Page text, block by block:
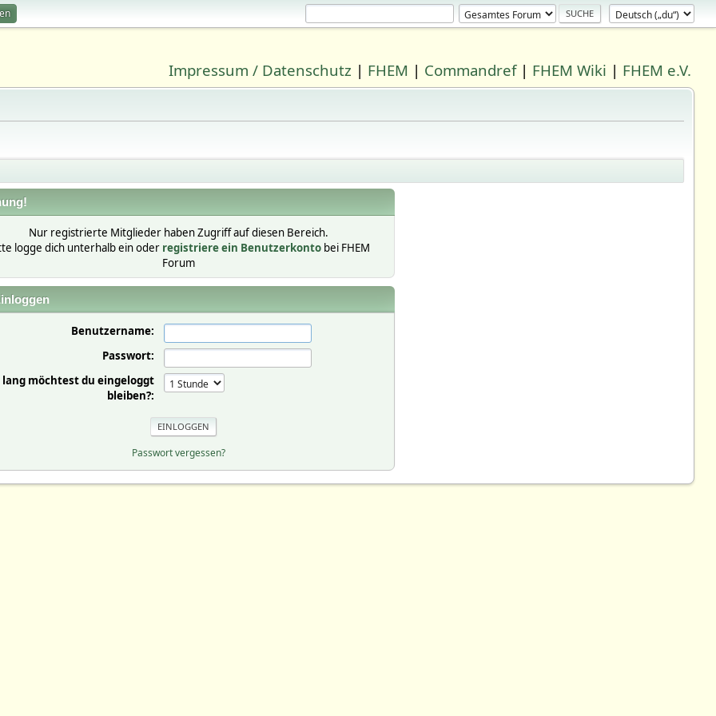
Impressum / Datenschutz | FHEM | Commandref| FHEM Wiki | FHEM e.V.
Nur registrierte Mitglieder haben Zugriff auf diesen Bereich.
logge dich unterhalb ein oder registriere ein Benutzerkontobei FHEM
Forum
Benutzername:
Passwort:
lang möchtest du eingeloggt
bleiben?:
Passwort vergessen?